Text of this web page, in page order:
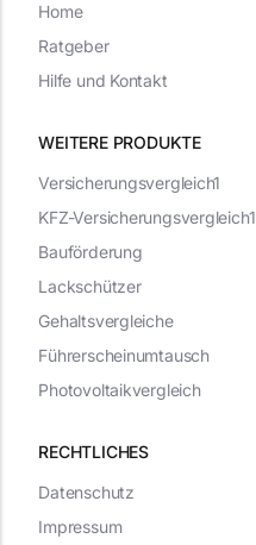
WEITERE PRODUKTE
RECHTLICHES
Datenschutz
Impressum
Versicherungsvergleich1
KFZ-Versicherungsvergleich1
Bauförderung
Lackschützer
Gehaltsvergleiche
Führerscheinumtausch
Photovoltaikvergleich
Home
Ratgeber
Hilfe und Kontakt